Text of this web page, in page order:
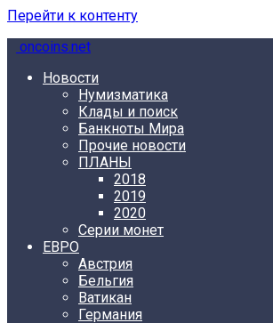
Перейти к контенту
oncoins.net
Новости
Нумизматика
Клады и поиск
Банкноты Мира
Прочие новости
ПЛАНЫ
2018
2019
2020
Серии монет
ЕВРО
Австрия
Бельгия
Ватикан
Германия